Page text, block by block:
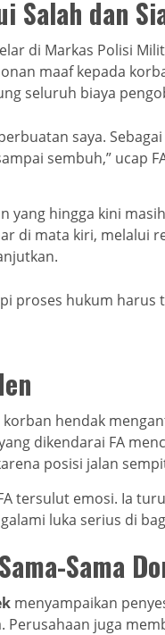
Salah dan
di Markas Polisi
maaf kepada
seluruh biaya
saya.
sembuh,” ucap
yang hingga kini
di mata kiri, melalui
proses hukum harus
hendak
dikendarai FA
posisi jalan
tersulut emosi. Ia
luka serius di
Sama
menyampaikan
Perusahaan juga